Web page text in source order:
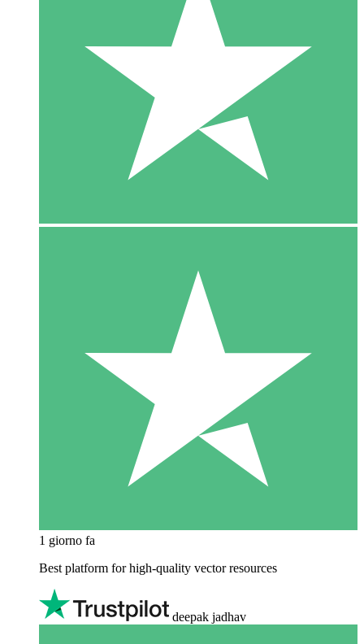
1 giorno fa
Best platform for high-quality vector resources
deepak jadhav